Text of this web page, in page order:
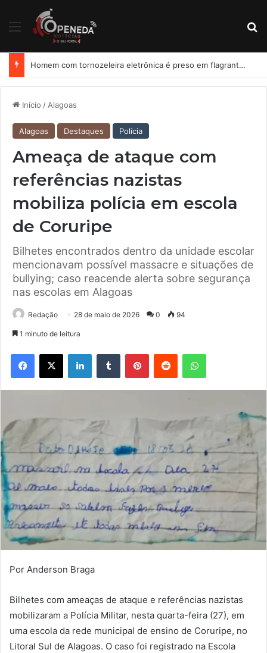
Menu
Homem com tornozeleira eletrônica é preso em flagrante por importunação sexual em condomínio de Arapiraca
Início / Alagoas
Alagoas Destaques Polícia
Ameaça de ataque com
referências nazistas
mobiliza polícia em escola
de Coruripe
Bilhetes encontrados dentro da unidade escolar
mencionavam possível massacre e situações de
bullying; caso reacende alerta sobre segurança
nas escolas em Alagoas
Redação 28 de maio de 2026 0 94
1 minuto de leitura
Facebook
X LinkedinTumblr PinterestReddit WhatsApp
Por Anderson Braga
Bilhetes com ameaças de ataque e referências nazistas
mobilizaram a Polícia Militar, nesta quarta-feira (27), em
uma escola da rede municipal de ensino de Coruripe, no
Litoral Sul de Alagoas. O caso foi registrado na Escola